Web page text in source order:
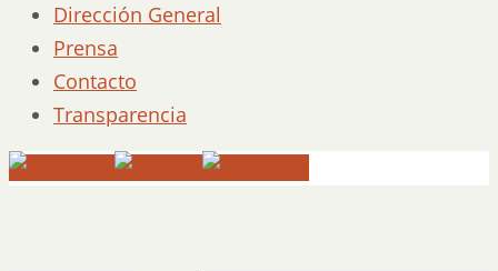
Dirección General
Prensa
Contacto
Transparencia